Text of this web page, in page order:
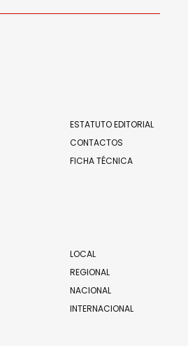
ESTATUTO EDITORIAL
CONTACTOS
FICHA TÉCNICA
LOCAL
REGIONAL
NACIONAL
INTERNACIONAL